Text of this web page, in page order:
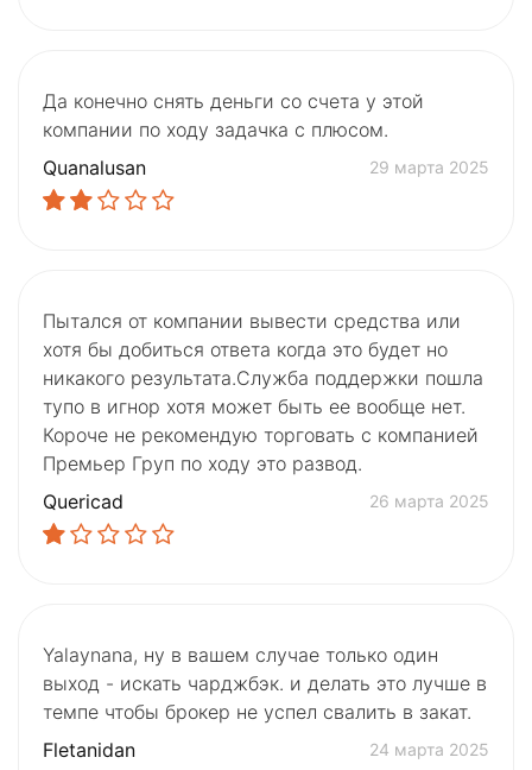
Да конечно снять деньги со счета у этой
компании по ходу задачка с плюсом.
Quanalusan
29 марта 2025
Пытался от компании вывести средства или
хотя бы добиться ответа когда это будет но
никакого результата.Служба поддержки пошла
тупо в игнор хотя может быть ее вообще нет.
Короче не рекомендую торговать с компанией
Премьер Груп по ходу это развод.
Quericad
26 марта 2025
Yalaynana, ну в вашем случае только один
выход - искать чарджбэк. и делать это лучше в
темпе чтобы брокер не успел свалить в закат.
Fletanidan
24 марта 2025